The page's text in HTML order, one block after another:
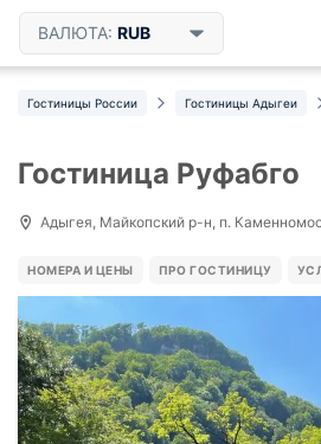
ВАЛЮТА: RUB
Гостиницы России Гостиницы Адыгеи
Гостиница Руфабго
Адыгея, Майкопский р-н, п.
НОМЕРА И ЦЕНЫ ПРО ГОСТИНИЦУ